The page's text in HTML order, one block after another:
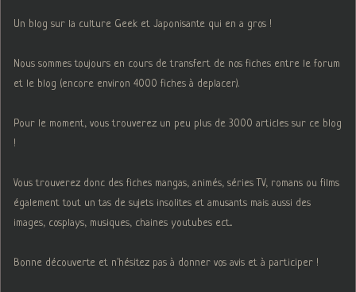
Un blog sur la culture Geek et Japonisante qui en a gros !
Nous sommes toujours en cours de transfert de nos fiches entre le forum
et le blog (encore environ 4000 fiches à deplacer).
Pour le moment, vous trouverez un peu plus de 3000 articles sur ce blog
!
Vous trouverez donc des fiches mangas, animés, séries TV, romans ou films
également tout un tas de sujets insolites et amusants mais aussi des
images, cosplays, musiques, chaines youtubes ect...
Bonne découverte et n'hésitez pas à donner vos avis et à participer !